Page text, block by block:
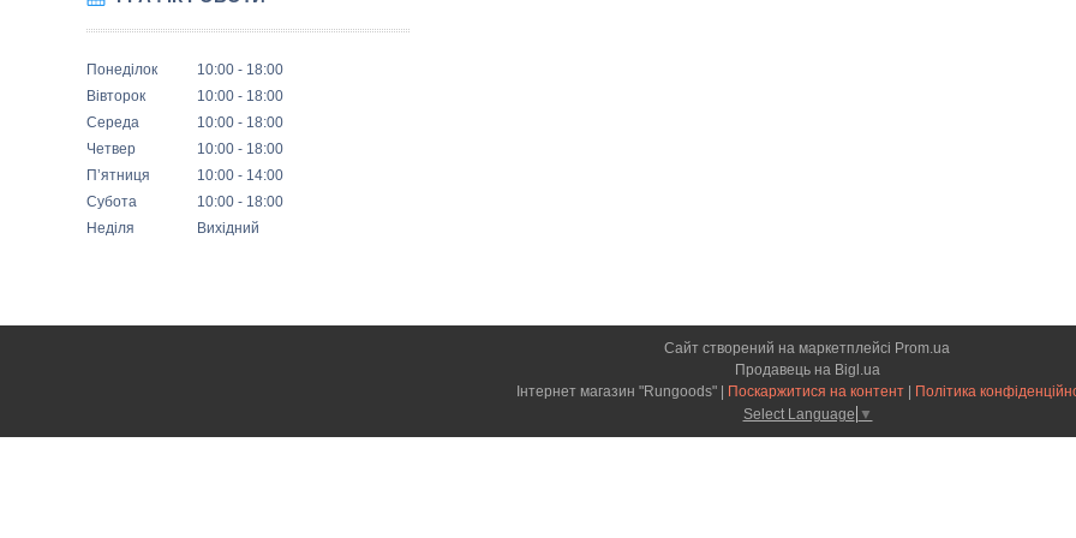
Понеділок 10:00
18:00
Вівторок
10:00
18:00
Середа
10:00
18:00
Четвер
10:00
18:00
Пʼятниця
10:00
14:00
Субота
10:00
18:00
Неділя
Вихідний
Сайт створений на маркетплейсі Prom.ua
Продавець на Bigl.ua
Поскаржитися на контент
Політика
Select Language ▼